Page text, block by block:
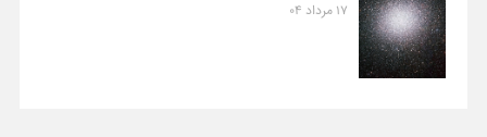
۱۷ مرداد ۰۴